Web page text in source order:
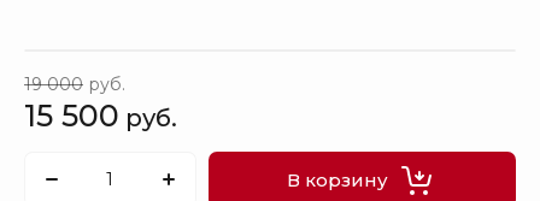
19 000 руб.
15 500 руб.
В корзину